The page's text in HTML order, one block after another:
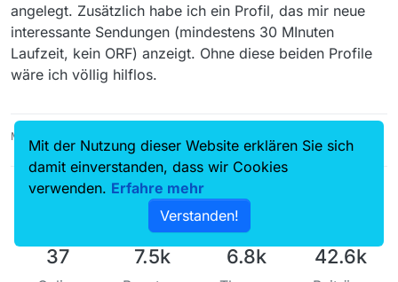
angelegt. Zusätzlich habe ich ein Profil, das mir neue
interessante Sendungen (mindestens 30 MInuten
Laufzeit, kein ORF) anzeigt. Ohne diese beiden Profile
wäre ich völlig hilflos.
MediathekView 14.5.0, Linux Mint 21.3, VLC 3.0.16
37 7.5k 6.8k 42.6k
Mit der Nutzung dieser Website erklären Sie sich
damit einverstanden, dass wir Cookies
verwenden. Erfahre mehr
Verstanden!